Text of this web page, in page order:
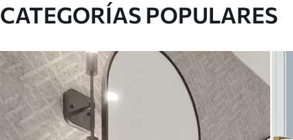
CATEGORÍAS POPULARES